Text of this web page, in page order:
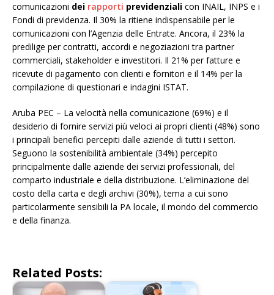
comunicazioni dei rapporti previdenziali con INAIL, INPS e i
Fondi di previdenza. Il 30% la ritiene indispensabile per le
comunicazioni con l’Agenzia delle Entrate. Ancora, il 23% la
predilige per contratti, accordi e negoziazioni tra partner
commerciali, stakeholder e investitori. Il 21% per fatture e
ricevute di pagamento con clienti e fornitori e il 14% per la
compilazione di questionari e indagini ISTAT.
Aruba PEC – La velocità nella comunicazione (69%) e il
desiderio di fornire servizi più veloci ai propri clienti (48%) sono
i principali benefici percepiti dalle aziende di tutti i settori.
Seguono la sostenibilità ambientale (34%) percepito
principalmente dalle aziende dei servizi professionali, del
comparto industriale e della distribuzione. L’eliminazione del
costo della carta e degli archivi (30%), tema a cui sono
particolarmente sensibili la PA locale, il mondo del commercio
e della finanza.
Related Posts: